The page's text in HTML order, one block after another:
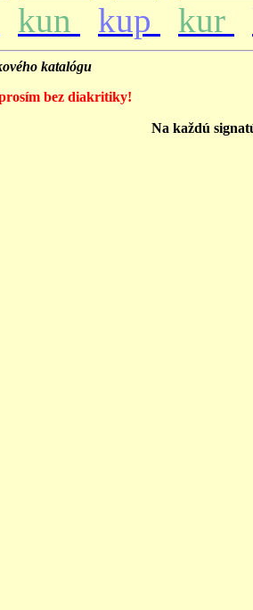
kun kup kur
katalógu
bez diakritiky!
Na každú